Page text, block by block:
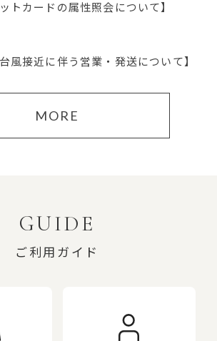
トカードの属性照会について】
風接近に伴う営業・発送について】
MORE
GUIDE
ご利用ガイド